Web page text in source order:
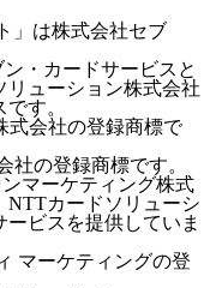
」は株式会社セブ
・カードサービスと
ューション株式会社
す。
式会社の登録商標で
の登録商標です。
マーケティング株式
NTTカードソリューシ
ビスを提供していま
マーケティングの登